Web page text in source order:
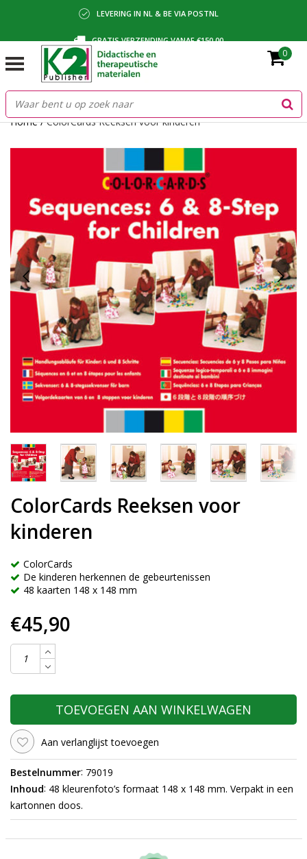
LEVERING IN NL & BE VIA POSTNL
GRATIS VERZENDING VANAF €150,00
BETALING VIA IDEAL, BANCONTACT OF FACTUUR
0
Home/ColorCards Reeksen voor kinderen
ColorCards Reeksen voor
kinderen
ColorCards
De kinderen herkennen de gebeurtenissen
48 kaarten 148 x 148 mm
€45,90
TOEVOEGEN AAN WINKELWAGEN
Aan verlanglijst toevoegen
Bestelnummer: 79019
Inhoud: 48 kleurenfoto’s formaat 148 x 148 mm. Verpakt in een
kartonnen doos.